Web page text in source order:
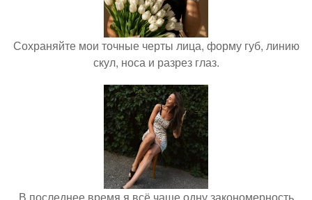
Сохраняйте мои точные черты лица, форму губ, линию
скул, носа и разрез глаз.